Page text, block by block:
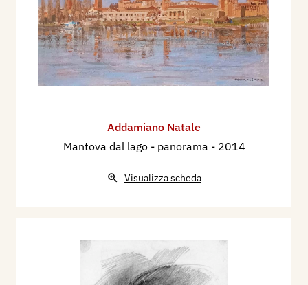
Addamiano Natale
Mantova dal lago - panorama - 2014
Visualizza scheda